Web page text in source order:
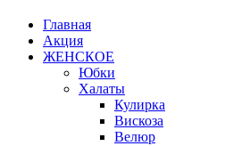
Главная
Акция
ЖЕНСКОЕ
Юбки
Халаты
Кулирка
Вискоза
Велюр